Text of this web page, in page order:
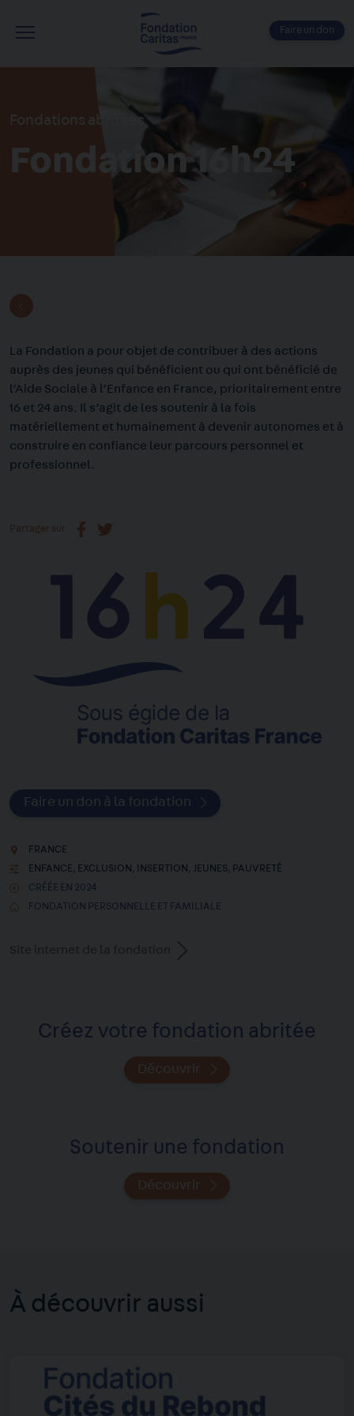
principal
Faire un don
Fondations abritées
Fondation 16h24
La Fondation a pour objet de contribuer à des actions
auprès des jeunes qui bénéficient ou qui ont bénéficié de
l’Aide Sociale à l’Enfance en France, prioritairement entre
16 et 24 ans. Il s’agit de les soutenir à la fois
matériellement et humainement à devenir autonomes et à
construire en confiance leur parcours personnel et
professionnel.
Partager sur
Faire un don à la fondation
FRANCE
ENFANCE , EXCLUSION , INSERTION , JEUNES, PAUVRETÉ
CRÉÉE EN 2024
FONDATION PERSONNELLE ET FAMILIALE
Créez votre fondation abritée
Découvrir
Soutenir une fondation
Découvrir
À découvrir aussi